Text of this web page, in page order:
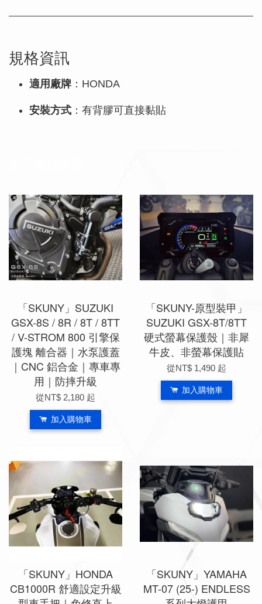
規格資訊
適用廠牌 ：HONDA
安裝方式 ：有背膠可直接黏貼
「SKUNY」SUZUKI
GSX-8S / 8R / 8T / 8TT
/ V-STROM 800 引擎保
護塊 離合器｜水泵護蓋
｜CNC 鋁合金｜專車專
用｜防摔升級
從NT$ 2,180 起
加入購物車
「SKUNY-原型裝甲」
SUZUKI GSX-8T/8TT
硬式螢幕保護殼｜非犀
牛皮、非螢幕保護貼
從NT$ 1,490 起
加入購物車
「SKUNY」HONDA
CB1000R 舒適設定升級
「SKUNY」YAMAHA
MT-07 (25-) ENDLESS